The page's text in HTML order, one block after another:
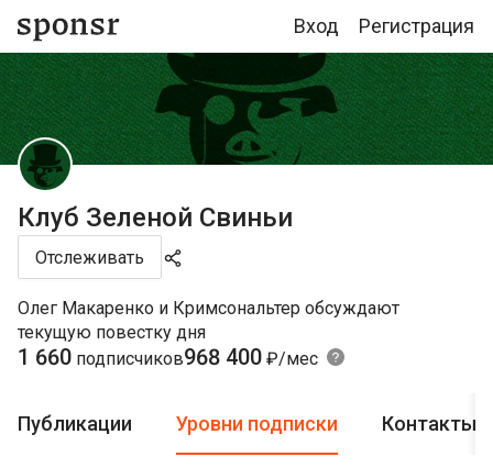
Вход Регистрация
Клуб Зеленой Свиньи
Отслеживать
Олег Макаренко и Кримсональтер обсуждают
текущую повестку дня
1 660 подписчиков968 400 ₽/мес
Публикации Уровни подписки Контакты